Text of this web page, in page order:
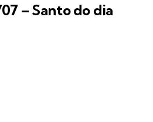
– Santo do dia